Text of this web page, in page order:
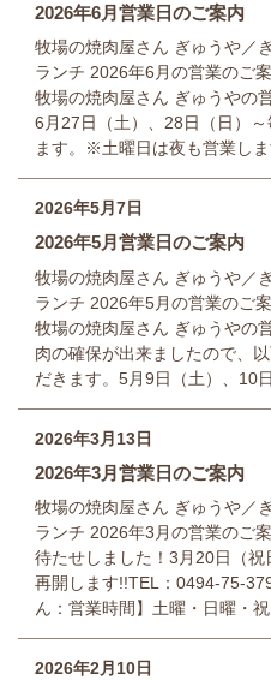
2026年6月営業日のご案内
牧場の焼肉屋さん ぎゅうや／
ランチ 2026年6月の営業のご
牧場の焼肉屋さん ぎゅうやの
6月27日（土）、28日（日）
ます。※土曜日は夜も営業し
2026年5月7日
2026年5月営業日のご案内
牧場の焼肉屋さん ぎゅうや／
ランチ 2026年5月の営業のご
牧場の焼肉屋さん ぎゅうやの
肉の確保が出来ましたので、
だきます。5月9日（土）、10
2026年3月13日
2026年3月営業日のご案内
牧場の焼肉屋さん ぎゅうや／
ランチ 2026年3月の営業のご
待たせしました！3月20日（祝
再開します!!TEL：0494-75-
ん：営業時間】土曜・日曜・
2026年2月10日